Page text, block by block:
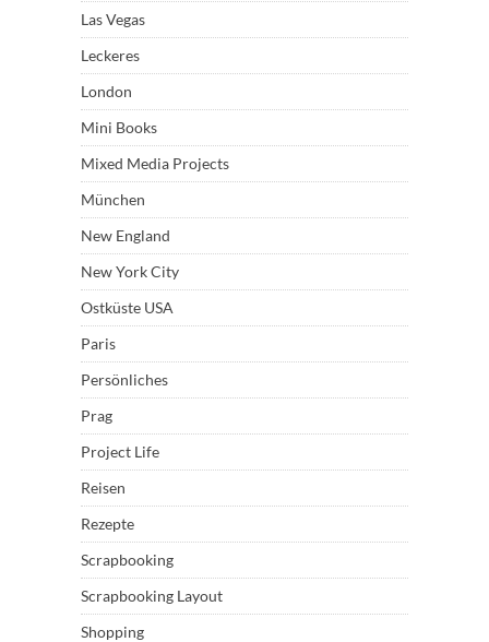
Las Vegas
Leckeres
London
Mini Books
Mixed Media Projects
München
New England
New York City
Ostküste USA
Paris
Persönliches
Prag
Project Life
Reisen
Rezepte
Scrapbooking
Scrapbooking Layout
Shopping